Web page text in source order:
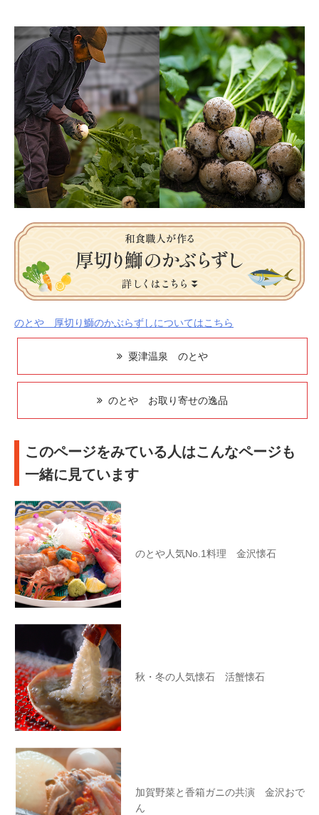
のとや 厚切り鰤のかぶらずしについてはこちら
粟津温泉 のとや
のとや お取り寄せの逸品
このページをみている人はこんなページも
一緒に見ています
のとや人気No.1料理 金沢懐石
秋・冬の人気懐石 活蟹懐石
加賀野菜と香箱ガニの共演 金沢おで
ん